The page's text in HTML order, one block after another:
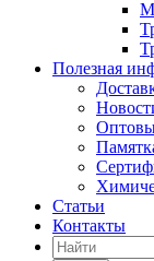
Полезная
Статьи
Контакты